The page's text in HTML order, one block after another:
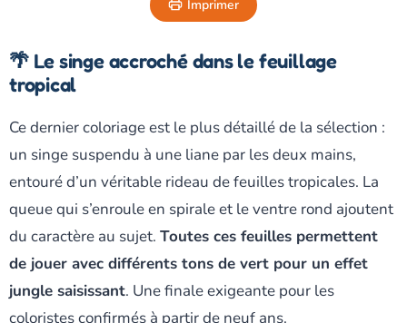
Imprimer
🌴 Le singe accroché dans le feuillage
tropical
Ce dernier coloriage est le plus détaillé de la sélection :
un singe suspendu à une liane par les deux mains,
entouré d’un véritable rideau de feuilles tropicales. La
queue qui s’enroule en spirale et le ventre rond ajoutent
du caractère au sujet. Toutes ces feuilles permettent
de jouer avec différents tons de vert pour un effet
jungle saisissant. Une finale exigeante pour les
coloristes confirmés à partir de neuf ans.